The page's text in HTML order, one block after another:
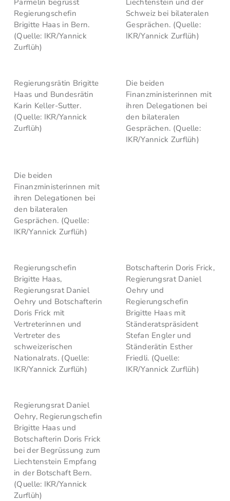
Parmelin begrüsst
Regierungschefin
Brigitte Haas in Bern.
(Quelle: IKR/Yannick
Zurflüh)
Liechtenstein und der
Schweiz bei bilateralen
Gesprächen. (Quelle:
IKR/Yannick Zurflüh)
Regierungsrätin Brigitte
Haas und Bundesrätin
Karin Keller-Sutter.
(Quelle: IKR/Yannick
Zurflüh)
Die beiden
Finanzministerinnen mit
ihren Delegationen bei
den bilateralen
Gesprächen. (Quelle:
IKR/Yannick Zurflüh)
Die beiden
Finanzministerinnen mit
ihren Delegationen bei
den bilateralen
Gesprächen. (Quelle:
IKR/Yannick Zurflüh)
Regierungschefin
Brigitte Haas,
Regierungsrat Daniel
Oehry und Botschafterin
Doris Frick mit
Vertreterinnen und
Vertreter des
schweizerischen
Nationalrats. (Quelle:
IKR/Yannick Zurflüh)
Botschafterin Doris Frick,
Regierungsrat Daniel
Oehry und
Regierungschefin
Brigitte Haas mit
Ständeratspräsident
Stefan Engler und
Ständerätin Esther
Friedli. (Quelle:
IKR/Yannick Zurflüh)
Regierungsrat Daniel
Oehry, Regierungschefin
Brigitte Haas und
Botschafterin Doris Frick
bei der Begrüssung zum
Liechtenstein Empfang
in der Botschaft Bern.
(Quelle: IKR/Yannick
Zurflüh)